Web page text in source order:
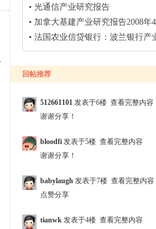
• 光通信产业研究报告
• 加拿大基建产业研究报告2008年4
• 法国农业信贷银行：波兰银行产
回帖推荐
512661101 发表于6楼 查看完整内容
谢谢分享！
bloodfi 发表于5楼 查看完整内容
谢谢分享！
babylaugh 发表于7楼 查看完整内容
点赞分享
tianwk 发表于4楼 查看完整内容